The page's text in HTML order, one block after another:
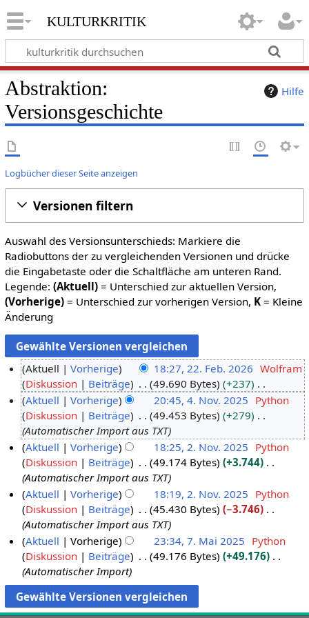
kulturkritik
Hilfe
Abstraktion:
Versionsgeschichte
Logbücher dieser Seite anzeigen
Versionen filtern
Auswahl des Versionsunterschieds: Markiere die
Radiobuttons der zu vergleichenden Versionen und drücke
die Eingabetaste oder die Schaltfläche am unteren Rand.
Legende: (Aktuell)= Unterschied zur aktuellen Version,
(Vorherige)= Unterschied zur vorherigen Version, K= Kleine
Änderung
2
e
u
2
Aktuell Vorherige 18:27, 22. Feb. 2026 Wolfram
Diskussion
Beiträge 49.690 Bytes
+237
K
e
i
n
e
B
e
a
r
b
e
i
t
u
n
N
e
e
2
Aktuell Vorherige 20:45, 4. Nov. 2025 Python
Diskussion
Beiträge 49.453 Bytes
+279
Automatischer Import aus TXT
N
e
r
Aktuell Vorherige 18:25, 2. Nov. 2025 Python
Diskussion
Beiträge 49.174 Bytes
+3.744
Automatischer Import aus TXT
Aktuell
Vorherige 18:19, 2. Nov. 2025 Python
Diskussion
Beiträge 45.430 Bytes
−3.746
Automatischer Import aus TXT
M
a
Aktuell Vorherige 23:34, 7. Mai 2025 Python
Diskussion
Beiträge 49.176 Bytes
+49.176
Automatischer Import